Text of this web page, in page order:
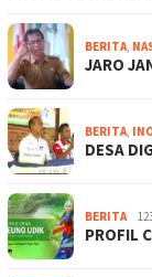
BERITA,
JARO
BERITA,
DESA
BERITA
PROFIL